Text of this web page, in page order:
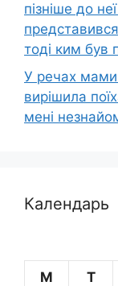
пізніше до
тоді ким був
У речах мами
вирішила
мені
Календарь
M
T